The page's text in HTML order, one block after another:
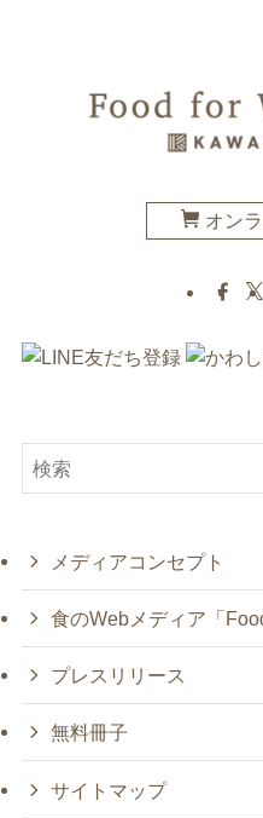
オン
メディアコンセプト
食のWebメディア「
プレスリリース
無料冊子
サイトマップ